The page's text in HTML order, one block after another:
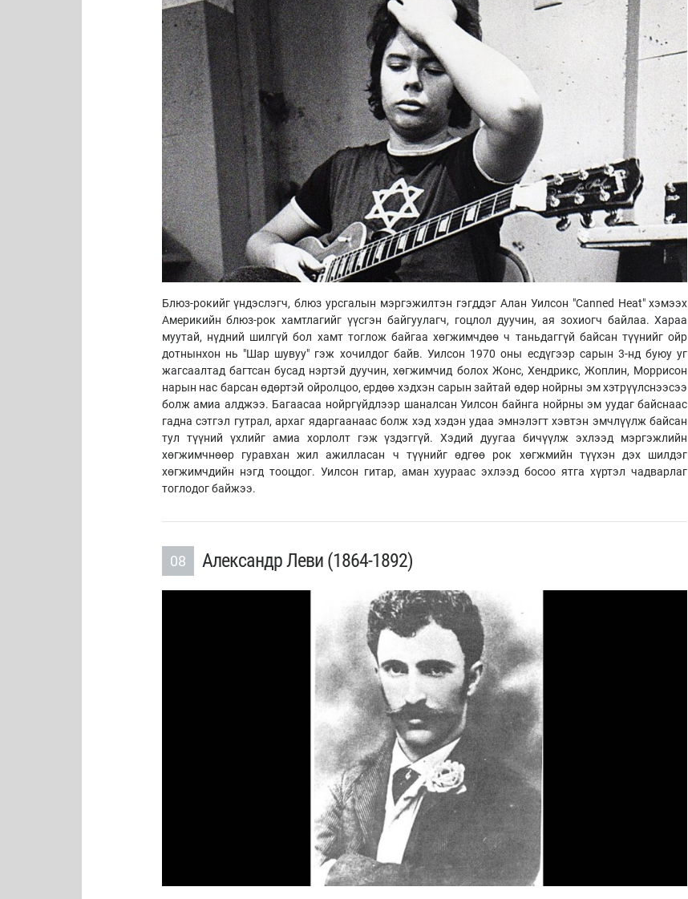
Блюз-рокийг үндэслэгч, блюз урсгалын мэргэжилтэн гэгддэг Алан Уилсон "Canned Heat" хэмээх
Америкийн блюз-рок хамтлагийг үүсгэн байгуулагч, гоцлол дуучин, ая зохиогч байлаа. Хараа
муутай, нүдний шилгүй бол хамт тоглож байгаа хөгжимчдөө ч таньдаггүй байсан түүнийг ойр
дотнынхон нь "Шар шувуу" гэж хочилдог байв. Уилсон 1970 оны есдүгээр сарын 3-нд буюу уг
жагсаалтад багтсан бусад нэртэй дуучин, хөгжимчид болох Жонс, Хендрикс, Жоплин, Моррисон
нарын нас барсан өдөртэй ойролцоо, ердөө хэдхэн сарын зайтай өдөр нойрны эм хэтрүүлснээсээ
болж амиа алджээ. Багаасаа нойргүйдлээр шаналсан Уилсон байнга нойрны эм уудаг байснаас
гадна сэтгэл гутрал, архаг ядаргаанаас болж хэд хэдэн удаа эмнэлэгт хэвтэн эмчлүүлж байсан
тул түүний үхлийг амиа хорлолт гэж үздэггүй. Хэдий дуугаа бичүүлж эхлээд мэргэжлийн
хөгжимчнөөр гуравхан жил ажилласан ч түүнийг өдгөө рок хөгжмийн түүхэн дэх шилдэг
хөгжимчдийн нэгд тооцдог. Уилсон гитар, аман хуураас эхлээд босоо ятга хүртэл чадварлаг
тоглодог байжээ.
08 Александр Леви (1864-1892)